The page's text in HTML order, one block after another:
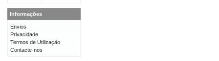
Informações
Envios
Privacidade
Termos de Utilização
Contacte-nos